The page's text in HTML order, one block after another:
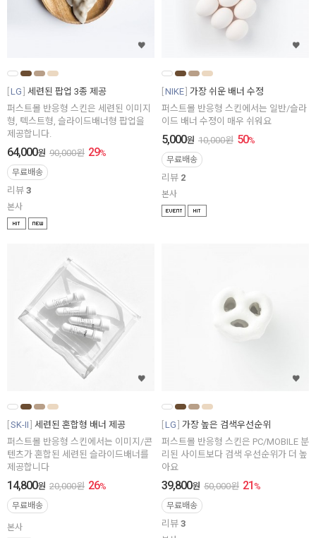
LG 세련된 팝업 3종 제공
퍼스트몰 반응형 스킨은 세련된 이미지
형, 텍스트형, 슬라이드배너형 팝업을
제공합니다.
64,000원 90,000원 29%
무료배송
리뷰 3
본사
NIKE 가장 쉬운 배너 수정
퍼스트몰 반응형 스킨에서는 일반/슬라
이드 배너 수정이 매우 쉬워요
5,000원 10,000원 50%
무료배송
리뷰 2
본사
SK-II 세련된 혼합형 배너 제공
퍼스트몰 반응형 스킨에서는 이미지/콘
텐츠가 혼합된 세련된 슬라이드배너를
제공합니다
14,800원 20,000원 26%
무료배송
본사
LG 가장 높은 검색우선순위
퍼스트몰 반응형 스킨은 PC/MOBILE 분
리된 사이트보다 검색 우선순위가 더 높
아요
39,800원 50,000원 21 %
무료배송
리뷰 3